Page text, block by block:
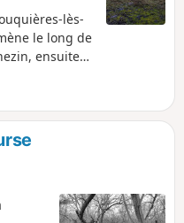
lès-
le long de
ensuite
étant sous
rejoindre le
Terril de la
depuis le
Le retour